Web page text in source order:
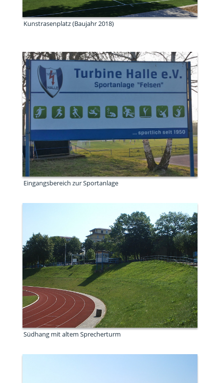
Kunstrasenplatz (Baujahr 2018)
Eingangsbereich zur Sportanlage
Südhang mit altem Sprecherturm